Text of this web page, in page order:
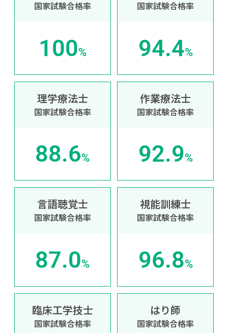
国家試験合格率
100%
国家試験合格率
94.4%
理学療法士
国家試験合格率
88.6%
作業療法士
国家試験合格率
92.9%
言語聴覚士
国家試験合格率
87.0%
視能訓練士
国家試験合格率
96.8%
臨床工学技士
国家試験合格率
はり師
国家試験合格率